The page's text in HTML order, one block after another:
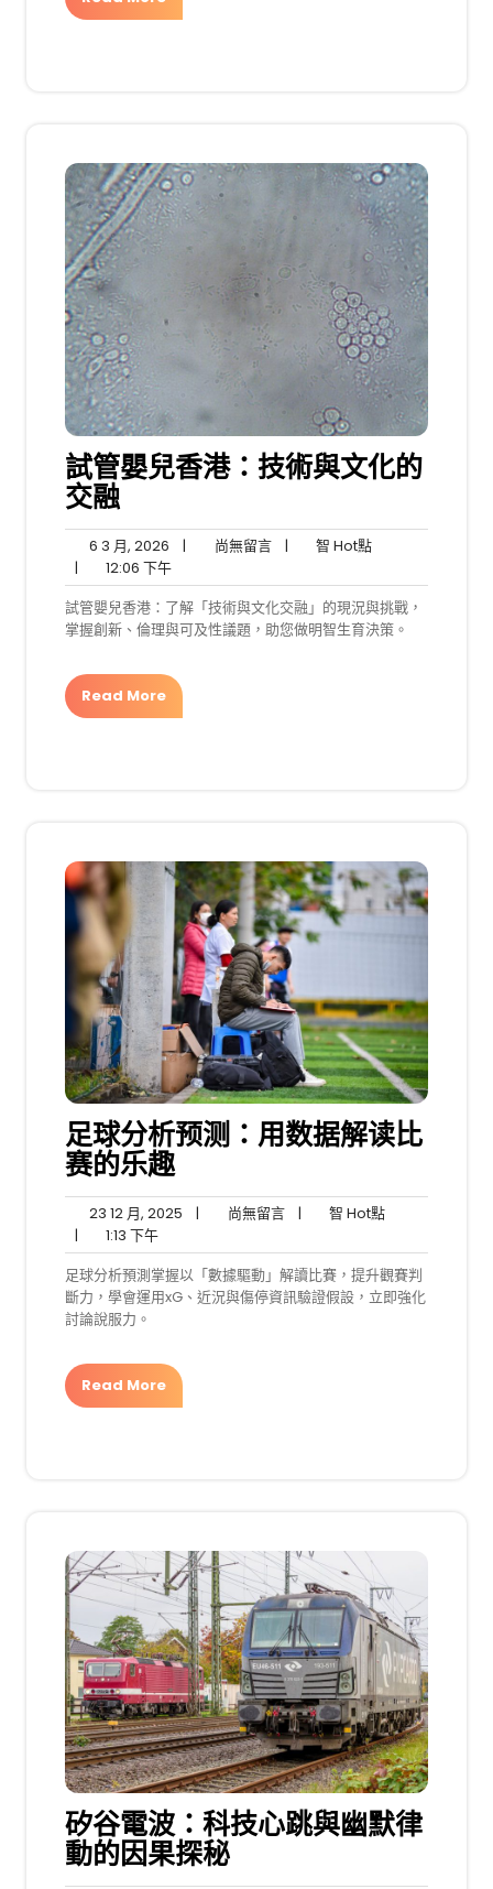
試管嬰兒香港：技術與文化的
交融
6 3 月, 2026
3
月,
2026
| 尚無留言尚
留
言
| 智 Hot點智
點
| 12:06 下午12:06
下
午
試管嬰兒香港：了解「技術與文化交融」的現況與挑戰，
掌握創新、倫理與可及性議題，助您做明智生育決策。
Read More
足球分析预测：用数据解读比
赛的乐趣
23 12 月, 2025 23
月,
2025
| 尚無留言尚
留
言
| 智 Hot點智
點
| 1:13 下午1:13
下
午
足球分析預測掌握以「數據驅動」解讀比賽，提升觀賽判
斷力，學會運用xG、近況與傷停資訊驗證假設，立即強化
討論說服力。
Read More
矽谷電波：科技心跳與幽默律
動的因果探秘